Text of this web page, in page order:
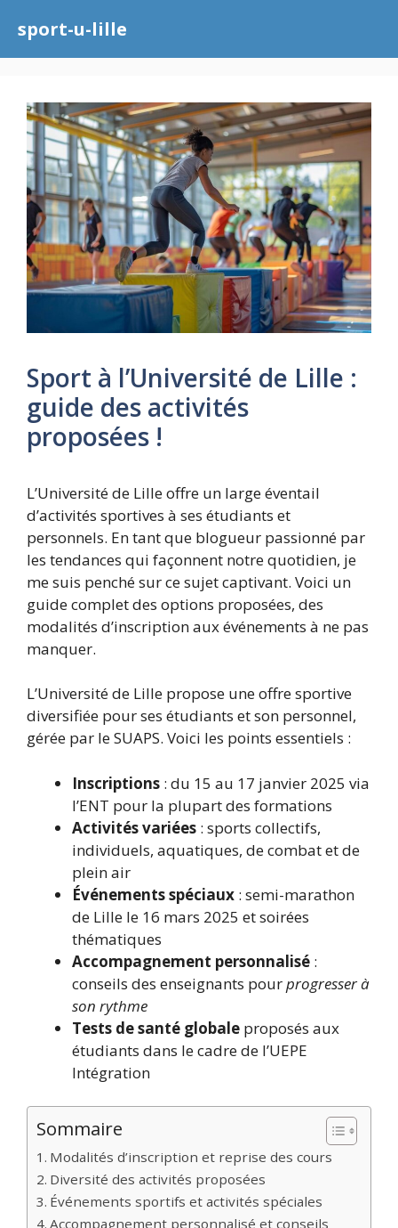
contenu
sport-u-lille
Sport à l’Université de Lille :
guide des activités
proposées !
L’Université de Lille offre un large éventail
d’activités sportives à ses étudiants et
personnels. En tant que blogueur passionné par
les tendances qui façonnent notre quotidien, je
me suis penché sur ce sujet captivant. Voici un
guide complet des options proposées, des
modalités d’inscription aux événements à ne pas
manquer.
L’Université de Lille propose une offre sportive
diversifiée pour ses étudiants et son personnel,
gérée par le SUAPS. Voici les points essentiels :
Inscriptions : du 15 au 17 janvier 2025 via
l’ENT pour la plupart des formations
Activités variées : sports collectifs,
individuels, aquatiques, de combat et de
plein air
Événements spéciaux : semi-marathon
de Lille le 16 mars 2025 et soirées
thématiques
Accompagnement personnalisé :
conseils des enseignants pourprogresser à
son rythme
Tests de santé globale proposés aux
étudiants dans le cadre de l’UEPE
Intégration
Sommaire
Modalités d’inscription et reprise des cours
Diversité des activités proposées
Événements sportifs et activités spéciales
Accompagnement personnalisé et conseils